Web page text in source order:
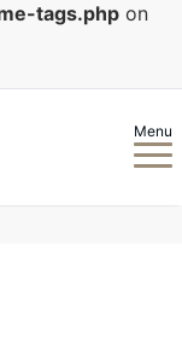
tags.php on
Menu